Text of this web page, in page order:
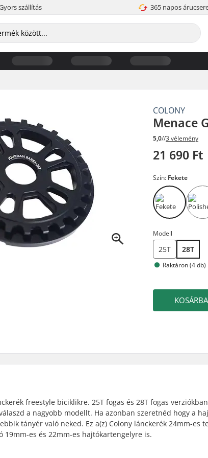
szállítás 365 napos
COLONY
Menace
5,0//3 vélemény
21 690 Ft
Szín: Fekete
Modell
25T 28T
Raktáron (4 db)
KOSÁRBA
freestyle biciklikre. 25T fogas és 28T fogas verziókban
a nagyobb modellt. Ha azonban szeretnéd hogy a
tányér való neked. Ez a(z) Colony lánckerék 24mm-es
es és 22mm-es hajtókartengelyre is.